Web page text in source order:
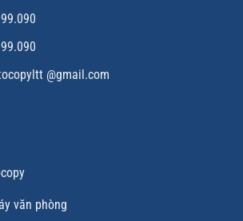
@gmail.com
văn phòng